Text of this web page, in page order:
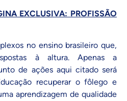
EXCLUSIVA: PROFISSÃO
no ensino brasileiro que,
à altura. Apenas a
de ações aqui citado será
recuperar o fôlego e
aprendizagem de qualidade